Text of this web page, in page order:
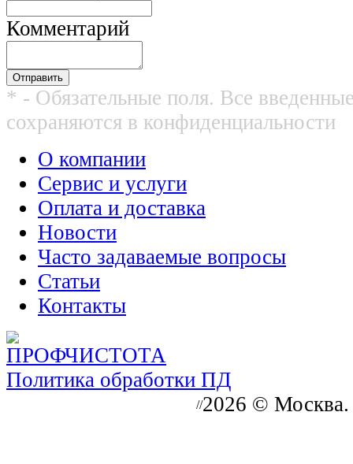
Комментарий
* - Обязательные поля. Все
сохраняются в конфиденциальности
О компании
Сервис и услуги
Оплата и доставка
Новости
Часто задаваемые вопросы
Статьи
Контакты
Политика обработки ПД
//2026 ©